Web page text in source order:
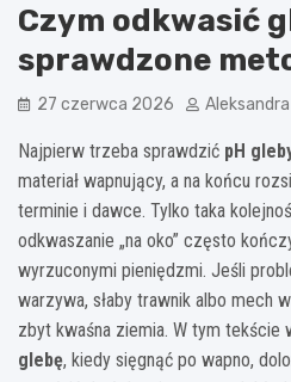
Czym odkwasić
sprawdzone
27 czerwca 2026
Najpierw trzeba sprawdzić pH
materiał wapnujący, a na końcu
terminie i dawce. Tylko taka
odkwaszanie „na oko” często
wyrzuconymi pieniędzmi. Jeśli
warzywa, słaby trawnik albo mech
zbyt kwaśna ziemia. W tym tekście
glebę, kiedy sięgnąć po wapno,